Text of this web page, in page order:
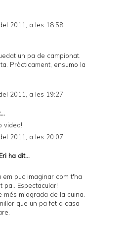
2011, a les 18:58
un pa de campionat.
Pràcticament, ensumo la
2011, a les 19:27
video!
2011, a les 20:07
ha dit...
em puc imaginar com t'ha
pa.. Espectacular!
més m'agrada de la cuina.
que un pa fet a casa